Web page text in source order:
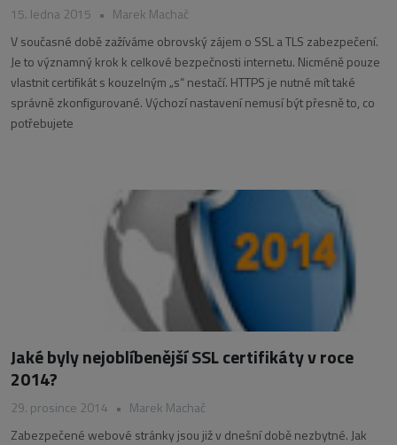
15. ledna 2015 • Marek Machač
V současné době zažíváme obrovský zájem o SSL a TLS zabezpečení.
Je to významný krok k celkové bezpečnosti internetu. Nicméně pouze
vlastnit certifikát s kouzelným „s“ nestačí. HTTPS je nutné mít také
správně zkonfigurované. Výchozí nastavení nemusí být přesně to, co
potřebujete
Jaké byly nejoblíbenější SSL certifikáty v roce
2014?
29. prosince 2014 • Marek Machač
Zabezpečené webové stránky jsou již v dnešní době nezbytné. Jak